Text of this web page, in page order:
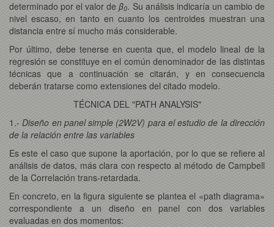
determinado por el valor deβ0. Su análisis indicaría un cambio de
nivel escaso, en tanto en cuanto los centroides muestran una
distancia entre sí mucho más considerable.
Por último, debe tenerse en cuenta que, el modelo lineal de la
regresión se constituye en el común denominador de las distintas
técnicas que a continuación se citarán, y en consecuencia
deberán tratarse como extensiones del citado modelo.
TÉCNICA DEL "PATH ANALYSIS"
1.- Diseño en panel simple (2W2V) para el estudio de la dirección
de la relación entre las variables
Es este el caso que supone la aportación, por lo que se refiere al
análisis de datos, más clara con respecto al método de Campbell
de la Correlación trans-retardada.
En concreto, en la figura siguiente se plantea el «path diagrama»
correspondiente a un diseño en panel con dos variables
evaluadas en dos momentos: